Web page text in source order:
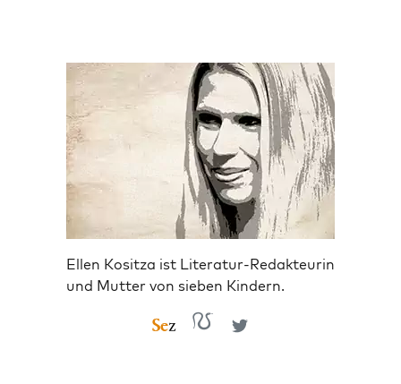
Ellen Kositza ist Literatur-Redakteurin
und Mutter von sieben Kindern.